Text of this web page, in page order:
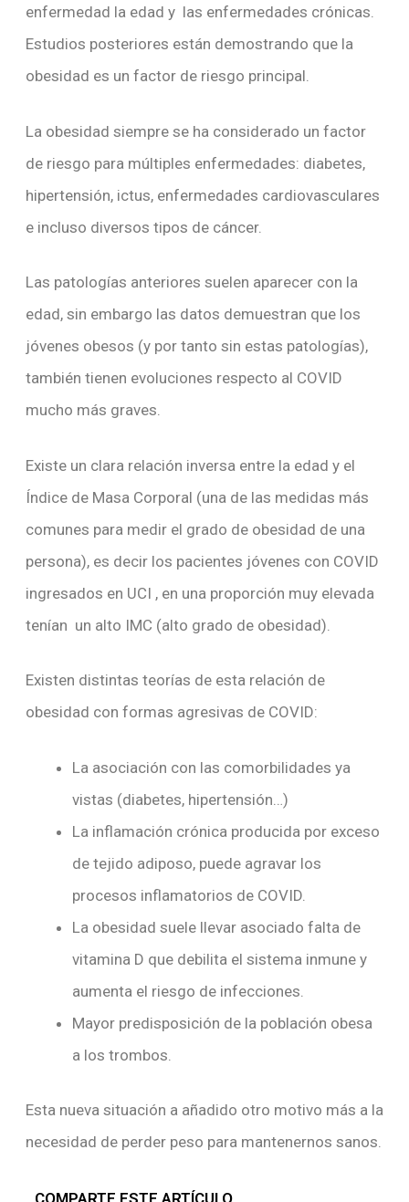
enfermedad la edad y las enfermedades crónicas.
Estudios posteriores están demostrando que la
obesidad es un factor de riesgo principal.
La obesidad siempre se ha considerado un factor
de riesgo para múltiples enfermedades: diabetes,
hipertensión, ictus, enfermedades cardiovasculares
e incluso diversos tipos de cáncer.
Las patologías anteriores suelen aparecer con la
edad, sin embargo las datos demuestran que los
jóvenes obesos (y por tanto sin estas patologías),
también tienen evoluciones respecto al COVID
mucho más graves.
Existe un clara relación inversa entre la edad y el
Índice de Masa Corporal (una de las medidas más
comunes para medir el grado de obesidad de una
persona), es decir los pacientes jóvenes con COVID
ingresados en UCI , en una proporción muy elevada
tenían un alto IMC (alto grado de obesidad).
Existen distintas teorías de esta relación de
obesidad con formas agresivas de COVID:
La asociación con las comorbilidades ya
vistas (diabetes, hipertensión…)
La inflamación crónica producida por exceso
de tejido adiposo, puede agravar los
procesos inflamatorios de COVID.
La obesidad suele llevar asociado falta de
vitamina D que debilita el sistema inmune y
aumenta el riesgo de infecciones.
Mayor predisposición de la población obesa
a los trombos.
Esta nueva situación a añadido otro motivo más a la
necesidad de perder peso para mantenernos sanos.
COMPARTE ESTE ARTÍCULO